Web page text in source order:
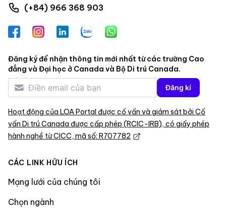
(+84) 966 368 903
FacebookInstagramLinkedInZalo WhatsApp
Đăng ký để nhận thông tin mới nhất từ các trường Cao
đẳng và Đại học ở Canada và Bộ Di trú Canada.
Đăng kí
Hoạt động của LOA Portal được cố vấn và giám sát bởi Cố
vấn Di trú Canada được cấp phép (RCIC-IRB), có giấy phép
hành nghề từ CICC, mã số: R707782
CÁC LINK HỮU ÍCH
Mạng lưới của chúng tôi
Chọn ngành